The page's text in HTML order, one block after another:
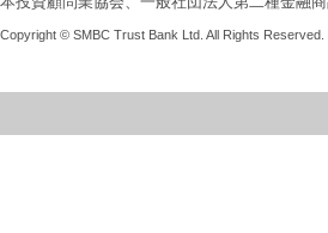
Copyright © SMBC Trust Bank Ltd. All Rights Reserved.